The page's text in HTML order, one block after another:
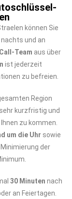
können Sie
und an
Team aus über
ist jederzeit
zu befreien.
Region
kurzfristig und
zu kommen.
um die Uhr sowie
der
30 Minuten nach
an Feiertagen.